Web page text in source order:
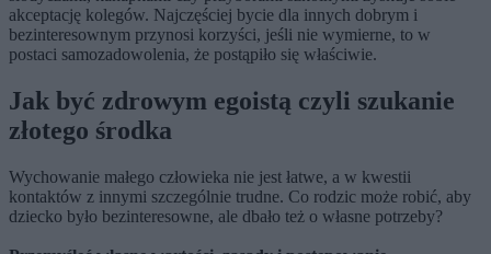
akceptację kolegów. Najczęściej bycie dla innych dobrym i
bezinteresownym przynosi korzyści, jeśli nie wymierne, to w
postaci samozadowolenia, że postąpiło się właściwie.
Jak być zdrowym egoistą czyli szukanie
złotego środka
Wychowanie małego człowieka nie jest łatwe, a w kwestii
kontaktów z innymi szczególnie trudne. Co rodzic może robić, aby
dziecko było bezinteresowne, ale dbało też o własne potrzeby?